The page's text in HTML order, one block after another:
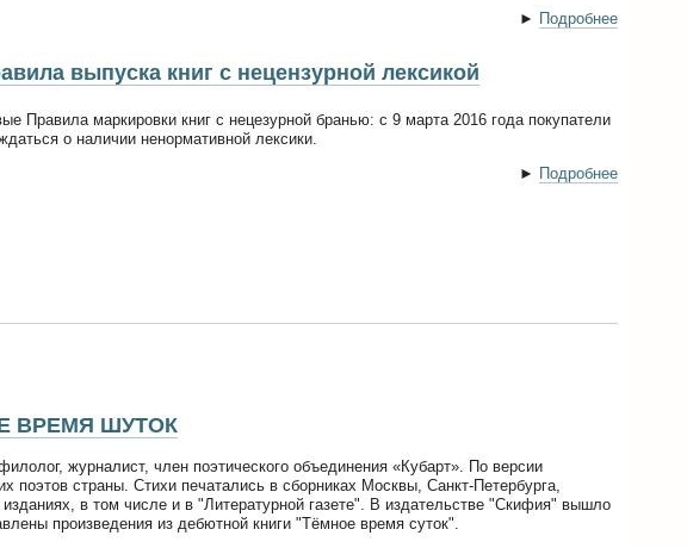
► Подробнее
выпуска книг с нецензурной лексикой
Правила маркировки книг с нецезурной бранью: с 9 марта 2016 года покупатели
о наличии ненормативной лексики.
► Подробнее
ВРЕМЯ ШУТОК
журналист, член поэтического объединения «Кубарт». По версии
страны. Стихи печатались в сборниках Москвы, Санкт-Петербурга,
в том числе и в "Литературной газете". В издательстве "Скифия" вышло
произведения из дебютной книги "Тёмное время суток".